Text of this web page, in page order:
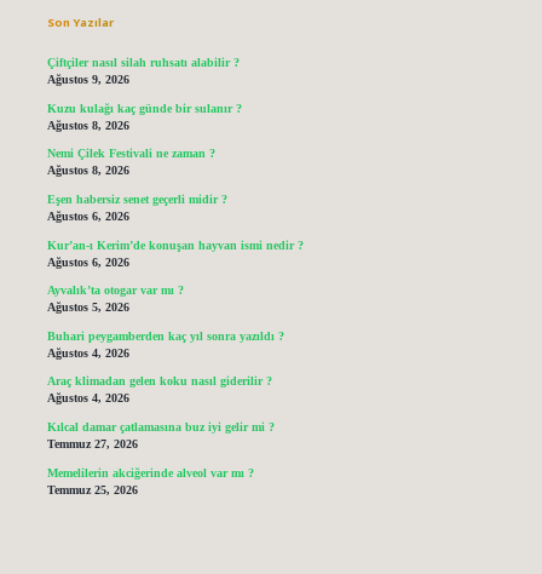
Son Yazılar
Çiftçiler nasıl silah ruhsatı alabilir ?
Ağustos 9, 2026
Kuzu kulağı kaç günde bir sulanır ?
Ağustos 8, 2026
Nemi Çilek Festivali ne zaman ?
Ağustos 8, 2026
Eşen habersiz senet geçerli midir ?
Ağustos 6, 2026
Kur’an-ı Kerim’de konuşan hayvan ismi nedir ?
Ağustos 6, 2026
Ayvalık’ta otogar var mı ?
Ağustos 5, 2026
Buhari peygamberden kaç yıl sonra yazıldı ?
Ağustos 4, 2026
Araç klimadan gelen koku nasıl giderilir ?
Ağustos 4, 2026
Kılcal damar çatlamasına buz iyi gelir mi ?
Temmuz 27, 2026
Memelilerin akciğerinde alveol var mı ?
Temmuz 25, 2026